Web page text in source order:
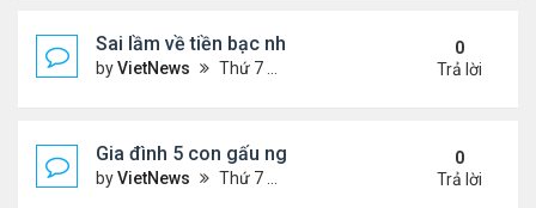
Sai lầm về tiền bạc nhiều người mắc
byVietNews Thứ 7 Tháng 4 30, 2022 10:44 am
0
Trả lời
Gia đình 5 con gấu ngủ đông dưới nhà dân
byVietNews Thứ 7 Tháng 4 30, 2022 10:41 am
0
Trả lời